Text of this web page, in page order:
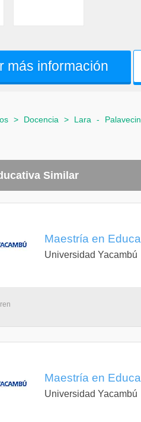
más información
> Docencia > Lara -
Similar
Maestría en
Universidad Yacambú
Maestría en
Universidad Yacambú